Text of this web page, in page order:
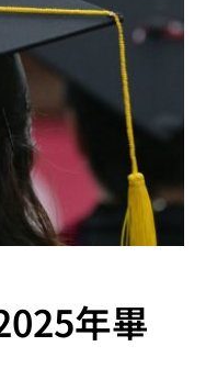
年畢